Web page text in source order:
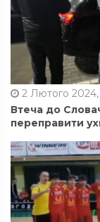
2 Лютого 2024,
Втеча до
переправити